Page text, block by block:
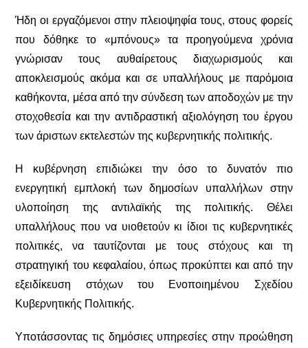
Ήδη οι εργαζόμενοι στην πλειοψηφία τους, στους φορείς
που δόθηκε το «μπόνους» τα προηγούμενα χρόνια
γνώρισαν τους αυθαίρετους διαχωρισμούς και
αποκλεισμούς ακόμα και σε υπαλλήλους με παρόμοια
καθήκοντα, μέσα από την σύνδεση των αποδοχών με την
στοχοθεσία και την αντιδραστική αξιολόγηση του έργου
των άριστων εκτελεστών της κυβερνητικής πολιτικής.
Η κυβέρνηση επιδιώκει την όσο το δυνατόν πιο
ενεργητική εμπλοκή των δημοσίων υπαλλήλων στην
υλοποίηση της αντιλαϊκής της πολιτικής. Θέλει
υπαλλήλους που να υιοθετούν κι ίδιοι τις κυβερνητικές
πολιτικές, να ταυτίζονται με τους στόχους και τη
στρατηγική του κεφαλαίου, όπως προκύπτει και από την
εξειδίκευση στόχων του Ενοποιημένου Σχεδίου
Κυβερνητικής Πολιτικής.
Υποτάσσοντας τις δημόσιες υπηρεσίες στην προώθηση